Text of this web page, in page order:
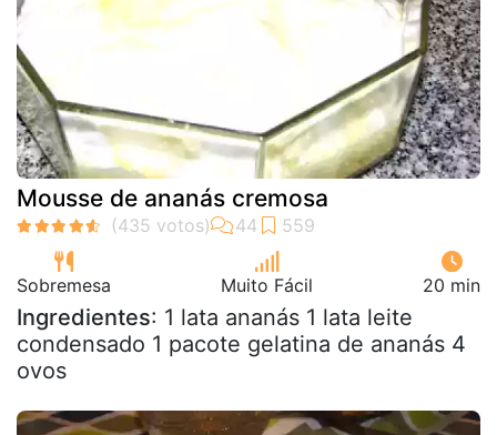
Mousse de ananás cremosa
Sobremesa Muito Fácil 20 min
Ingredientes: 1 lata ananás 1 lata leite
condensado 1 pacote gelatina de ananás 4
ovos